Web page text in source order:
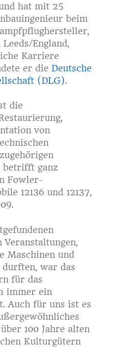
hat mit 25
beim
England,
Karriere
er die Deutsche
(DLG).
die
von
betrifft ganz
Fowler-
12136 und 12137,
Maschinen und
war das
für das
immer ein
Auch für uns ist es
100 Jahre alten
Kulturgütern